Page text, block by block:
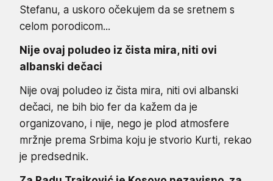
Stefanu, a uskoro očekujem da se sretnem s
celom porodicom...
Nije ovaj poludeo iz čista mira, niti ovi
albanski dečaci
Nije ovaj poludeo iz čista mira, niti ovi albanski
dečaci, ne bih bio fer da kažem da je
organizovano, i nije, nego je plod atmosfere
mržnje prema Srbima koju je stvorio Kurti, rekao
je predsednik.